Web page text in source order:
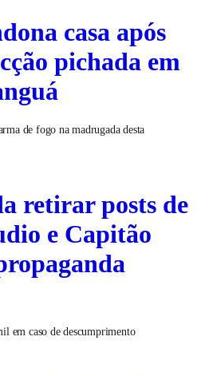
casa após
pichada em
de fogo na madrugada desta
retirar posts de
e Capitão
em caso de descumprimento